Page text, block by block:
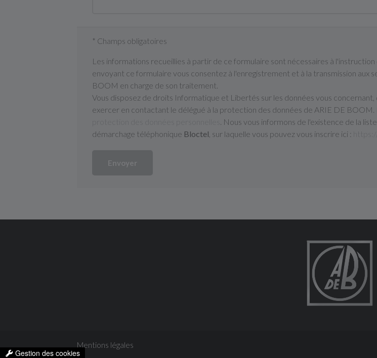
* Champs obligatoires
Les informations recueillies à partir de ce formulaire sont nécessaires à
envoyant ce formulaire vous consentez à l'enregistrement et à la transmission aux
BOOM en charge de son traitement.
Vous disposez de droits Informatique et Libertés sur les données vous concernant,
exercer en contactant le délégué à la protection des données de ARIE DE BOOM.
. Nous vous informons de l'existence de la
démarchage téléphonique Bloctel , sur laquelle vous pouvez vous inscrire ici :
Envoyer
Mentions légales
Gestion des cookies